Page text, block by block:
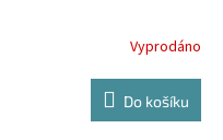
Vyprodáno
Do košíku